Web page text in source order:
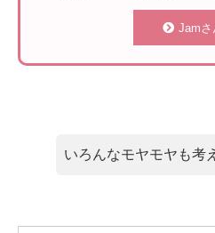
Jamさ
いろんなモヤモヤも考